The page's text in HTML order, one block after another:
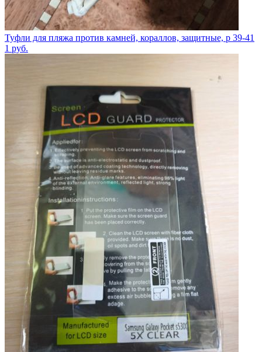
Туфли для пляжа против камней, кораллов, защитные, р 39-41
1 руб.